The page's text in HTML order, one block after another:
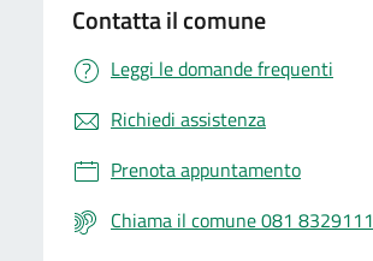
Contatta il comune
Leggi le domande frequenti
Richiedi assistenza
Prenota appuntamento
Chiama il comune 081 8329111